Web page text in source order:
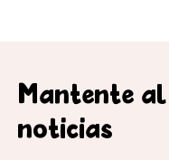
Mantente
noticias